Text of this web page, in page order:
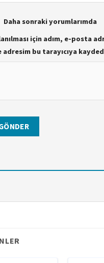
Daha sonraki yorumlarımda
için adım, e-posta
adresim bu tarayıcıya